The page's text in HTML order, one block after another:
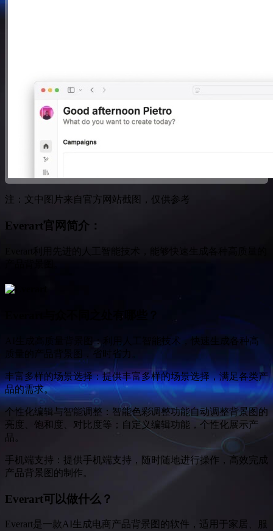
注：文中图片来自官方网站截图，仅供参考
Everart官网简介：
Everart利用先进的人工智能技术，能够快速生成各种高质量的
Everart与众不同之处有哪些？
AI生成高质量背景图：利用人工智能技术，快速生成各种高
质量的产品背景图，省时省力。
丰富多样的场景选择：提供丰富多样的场景选择，满足各类产
品的需求。
个性化编辑与智能调整：智能色彩调整功能自动调整背景图的
亮度、饱和度、对比度等；自定义编辑功能，个性化展示产
品。
手机端支持：提供手机端支持，随时随地进行操作，高效完成
产品背景图的制作。
Everart可以做什么？
Everart是一款AI生成电商产品背景图的软件，适用于家居、服